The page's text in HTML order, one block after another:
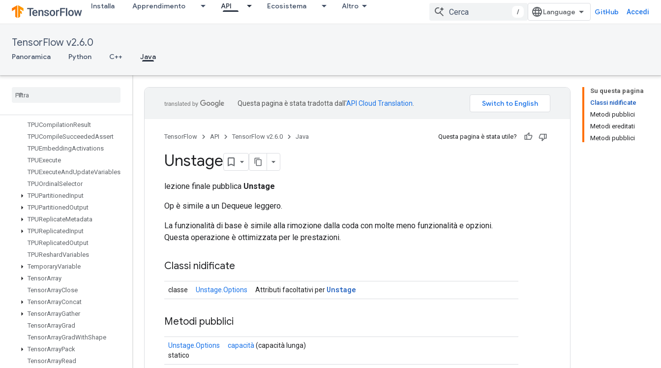
Installa Apprendimento API Ecosistema Altro
/ GitHub Accedi
TensorFlow v2.6.0
Panoramica Python C++ Java
er
StopGradient
StridedSliceAssign
StridedSliceGrad
StringNGrams
SwitchCond
TPUCompilationResult
TPUCompileSucceededAssert
TPUEmbeddingActivations
TPUExecute
TPUExecuteAndUpdateVariables
TPUOrdinal Selector
TPUPartitionedInput
TPUPartitionedOutput
TPUReplicateMetadata
TPUReplicatedInput
TPUReplicatedOutput
TPUReshardVariables
TemporaryVariable
TensorArray
TensorArrayClose
TensorArrayConcat
TensorArrayGather
TensorArrayGrad
TensorArrayGradWithShape
TensorArrayPack
TensorArrayRead
Su questa pagina
Classi nidificate
Metodi pubblici
Metodi ereditati
Metodi pubblici
Questa pagina è stata tradotta dall'API Cloud Translation
TensorFlow API TensorFlow v2.6.0 Java Questa pagina è stata utile?
Unstage
lezione finale pubblica Unstage
Op è simile a un Dequeue leggero.
La funzionalità di base è simile alla rimozione dalla coda con molte meno funzionalità e opzioni.
Questa operazione è ottimizzata per le prestazioni.
Classi nidificate
classe Unstage.Options Attributi facoltativi per Unstage
Metodi pubblici
Unstage.Options
statico
capacità (capacità lunga)